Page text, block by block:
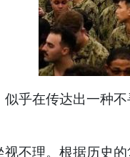
乎在传达出一种
不理。根据历史